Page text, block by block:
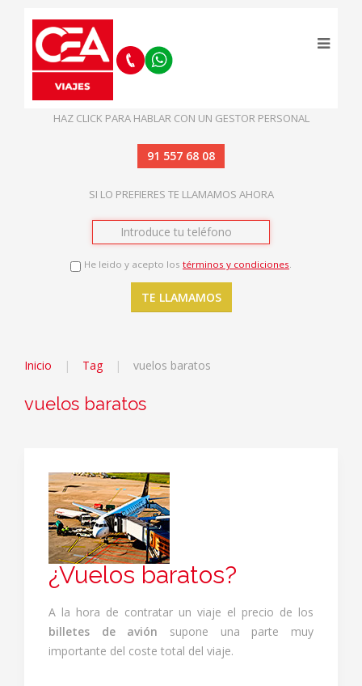
HAZ CLICK PARA HABLAR CON UN GESTOR PERSONAL
91 557 68 08
SI LO PREFIERES TE LLAMAMOS AHORA
He leido y acepto los términos y condiciones.
Inicio Tag vuelos baratos
vuelos baratos
¿Vuelos baratos?
A la hora de contratar un viaje el precio de los
billetes de avión supone una parte muy
importante del coste total del viaje.